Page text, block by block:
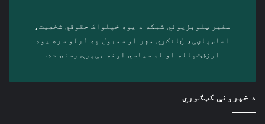
سفیر ټلوېزیوني شبکه د‎ یوه خپلواک حقوقي شخصیت،
اساس‌پاڼې، ځانګړي مهر او سمبول په لرلو سره ‎یوه
ارزښت‌پاله او ‎له سیاسي اړخه بې‌پرې رسنۍ ده.
د خپرونې کټګوري